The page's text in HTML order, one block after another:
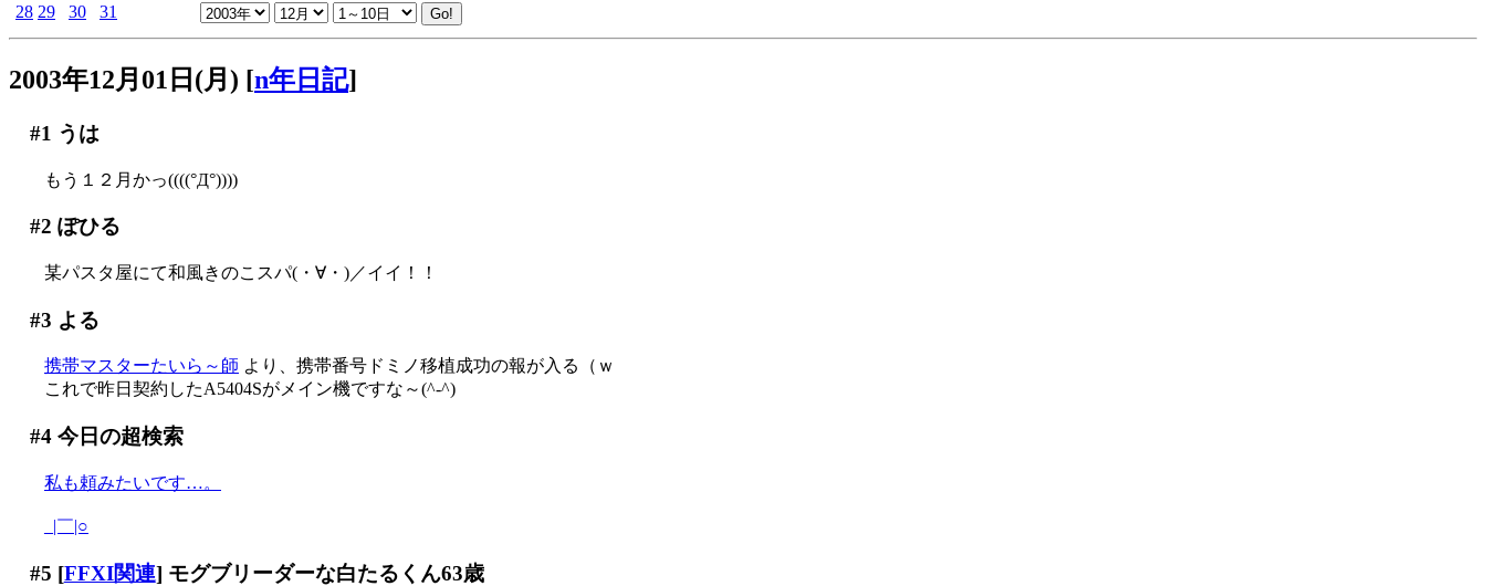
28 29 30 31
2003年12月01日(月) [n年日記]
#1 うは
もう１２月かっ((((°Д°))))
#2 ぽひる
某パスタ屋にて和風きのこスパ(・∀・)／イイ！！
#3 よる
携帯マスターたいら～師 より、携帯番号ドミノ移植成功の報が入る（ｗ
これで昨日契約したA5404Sがメイン機ですな～(^-^)
#4今日の超検索
私も頼みたいです…。
_|￣|○
#5 [FFXI関連] モグブリーダーな白たるくん63歳